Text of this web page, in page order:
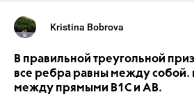
Kristina Bobrova
В правильной треугольной
все ребра равны между собой.
между прямыми В1С и АВ.